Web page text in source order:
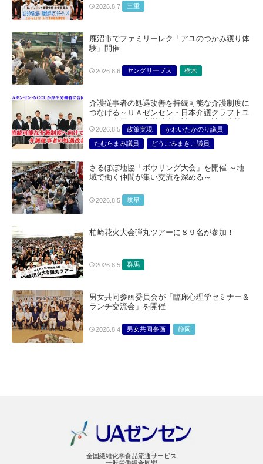
2026.8.7 三重
鹿沼市でファミリーレク「アユのつかみ獲り体
験」開催
2026.8.6 ヤングリーブス 栃木
介護従事者の処遇改善を持続可能な介護制度に
つなげる～ＵＡゼンセン・日本介護クラフトユ
ニオン合同で厚生労働省に対する要請を実施～
2026.8.5 政策実現
かわいたかのり議員
たむらまみ議員
どうごみまきこ議員
さるぼぼ地協「ボウリング大会」を開催 ～地
域で働く仲間が集い交流を深める～
2026.8.5 岐阜
柏崎花火大会弾丸ツアーに８９名が参加！
2026.8.5 群馬
男女共同参画委員会が「臨床心理学セミナー＆
ランチ交流会」を開催
2026.8.4 男女共同参画 静岡
全国繊維化学食品流通サービス
一般労働組合同盟